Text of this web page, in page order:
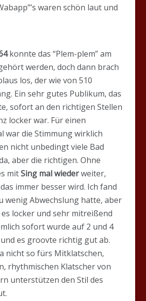
waren schön laut und
konnte das “Plem-plem” am
werden, doch dann brach
los, der wie von 510
Ein sehr gutes Publikum, das
sofort an den richtigen Stellen
locker war. Für einen
war die Stimmung wirklich
nicht unbedingt viele Bad
aber die richtigen. Ohne
mitSing mal wiederweiter,
immer besser wird. Ich fand
wenig Abwechslung hatte, aber
locker und sehr mitreißend
sofort wurde auf 2 und 4
es groovte richtig gut ab.
nicht so fürs Mitklatschen,
rhythmischen Klatscher von
unterstützen den Stil des